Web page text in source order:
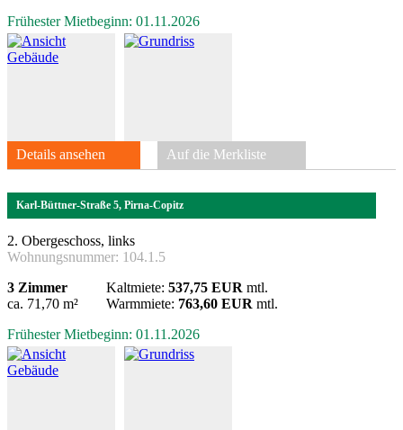
Frühester Mietbeginn: 01.11.2026
Details ansehen Auf die Merkliste
Karl-Büttner-Straße 5, Pirna-Copitz
2. Obergeschoss, links
Wohnungsnummer: 104.1.5
3 Zimmer
ca. 71,70 m²
Kaltmiete: 537,75 EUR mtl.
Warmmiete: 763,60 EUR mtl.
Frühester Mietbeginn: 01.11.2026